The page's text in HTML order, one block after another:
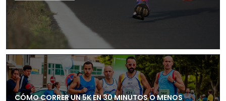
CÓMO CORRER UN 5K EN 30 MINUTOS O MENOS